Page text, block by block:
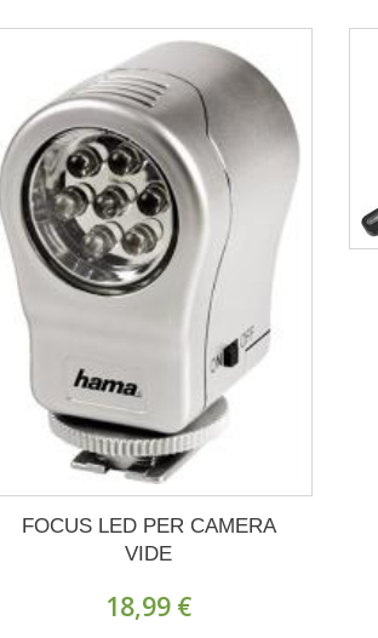
FOCUS LED PER CAMERA
VIDE
18,99 €